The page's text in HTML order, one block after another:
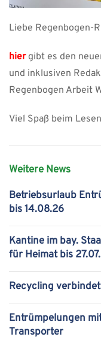
Liebe Regenbogen-
hier gibt es den
und inklusiven
Regenbogen Arbeit
Viel Spaß beim
Weitere News
Betriebsurlaub
bis 14.08.26
Kantine im bay.
für Heimat bis
Recycling
Entrümpelungen
Transporter